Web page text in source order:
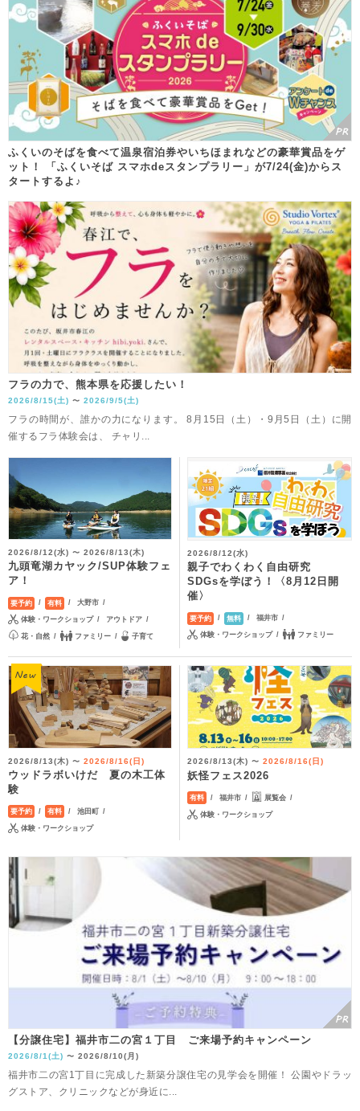
ふくいのそばを食べて温泉宿泊券やいちほまれなどの豪華賞品をゲ
ット！ 「ふくいそば スマホdeスタンプラリー」が7/24(金)からス
タートするよ♪
フラの力で、熊本県を応援したい！
2026/8/15(土) 〜 2026/9/5(土)
フラの時間が、誰かの力になります。 8月15日（土）・9月5日（土）に開
催するフラ体験会は、 チャリ...
2026/8/12(水) 〜 2026/8/13(木)
九頭竜湖カヤック/SUP体験フェ
ア！
要予約 有料 大野市
体験・ワークショップ アウトドア
花・自然 ファミリー 子育て
2026/8/12(水)
親子でわくわく自由研究
SDGsを学ぼう！〈8月12日開
催〉
要予約 無料 福井市
体験・ワークショップ ファミリー
2026/8/13(木) 〜 2026/8/16(日)
ウッドラボいけだ 夏の木工体
験
要予約 有料 池田町
体験・ワークショップ
2026/8/13(木) 〜 2026/8/16(日)
妖怪フェス2026
有料 福井市 展覧会
体験・ワークショップ
【分譲住宅】福井市二の宮１丁目 ご来場予約キャンペーン
2026/8/1(土) 〜 2026/8/10(月)
福井市二の宮1丁目に完成した新築分譲住宅の見学会を開催！ 公園やドラッ
グストア、クリニックなどが身近に...